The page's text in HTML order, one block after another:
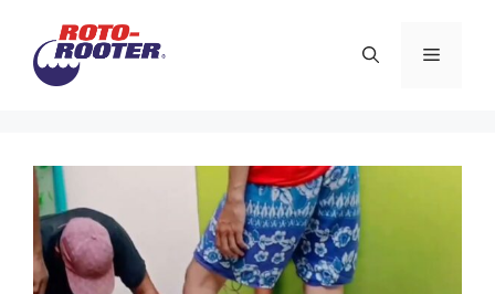
Menu